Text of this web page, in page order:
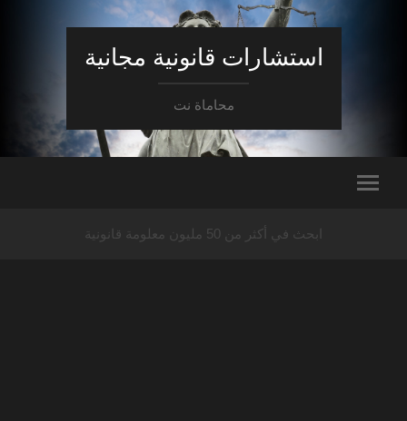
استشارات قانونية مجانية
محاماة نت
ابحث في أكثر من 50 مليون معلومة قانونية